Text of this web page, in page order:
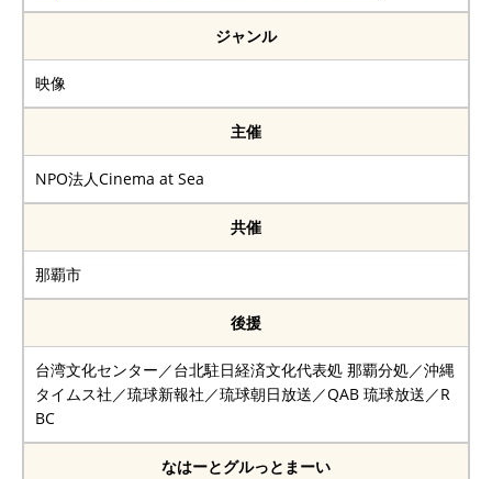
ジャンル
映像
主催
NPO法人Cinema at Sea
共催
那覇市
後援
台湾文化センター／台北駐日経済文化代表処 那覇分処／沖縄
タイムス社／琉球新報社／琉球朝日放送／QAB 琉球放送／R
BC
なはーとグルっとまーい